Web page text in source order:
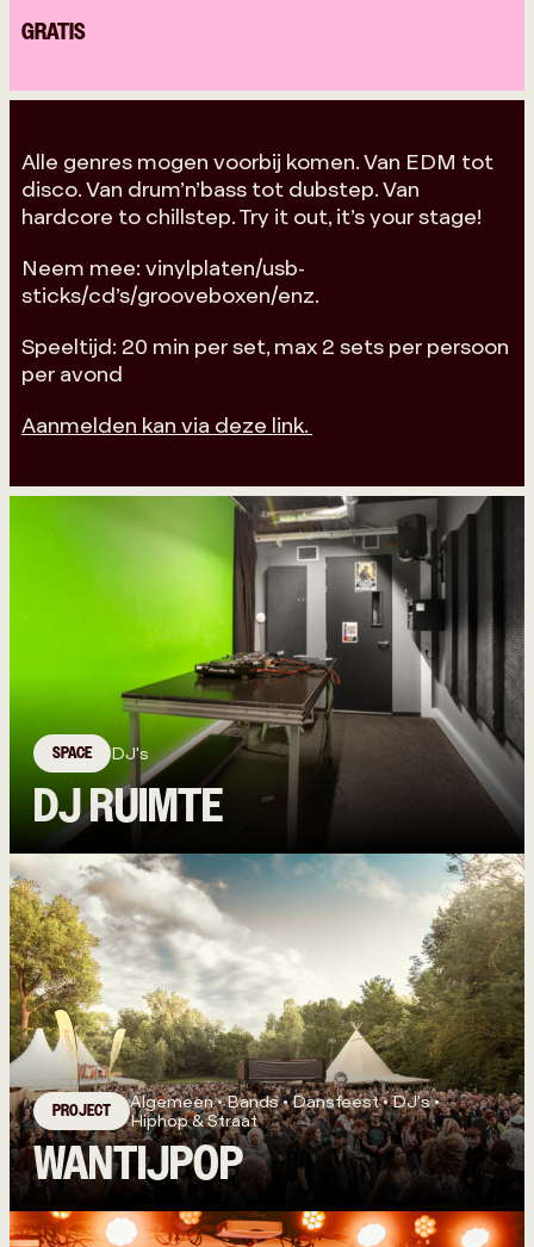
GRATIS
Alle genres mogen voorbij komen. Van EDM tot
disco. Van drum’n’bass tot dubstep. Van
hardcore to chillstep. Try it out, it’s your stage!
Neem mee: vinylplaten/usb-
sticks/cd’s/grooveboxen/enz.
Speeltijd: 20 min per set, max 2 sets per persoon
per avond
Aanmelden kan via deze link.
SPACE DJ's
DJ RUIMTE
PROJECT
Algemeen • Bands • Dansfeest • DJ's •
Hiphop & Straat
WANTIJPOP